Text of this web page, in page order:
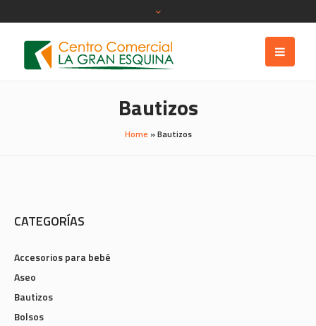
Bautizos
Home »Bautizos
CATEGORÍAS
Accesorios para bebé
Aseo
Bautizos
Bolsos